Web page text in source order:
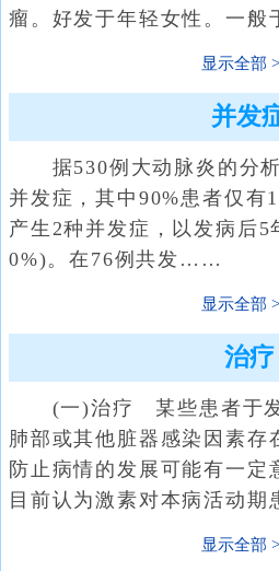
瘤。好发于年轻女性。一
显示全部
并发
据530例大动脉炎的分析
并发症，其中90%患者仅有
产生2种并发症，以发病后
0%)。在76例共发……
显示全部
治疗
(一)治疗 某些患者于发
肺部或其他脏器感染因素存
防止病情的发展可能有一定
目前认为激素对本病活动
显示全部